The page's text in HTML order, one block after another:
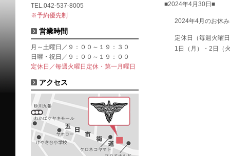
■2024年4月30日■
2024年4月のお休
定休日（毎週火曜
1日（月）・2日（
TEL.042-537-8005
※予約優先制
営業時間
月～土曜日／９：００～１９：３０
日曜・祝日／９：００～１９：００
定休日／毎週火曜日定休・第一月曜日
アクセス